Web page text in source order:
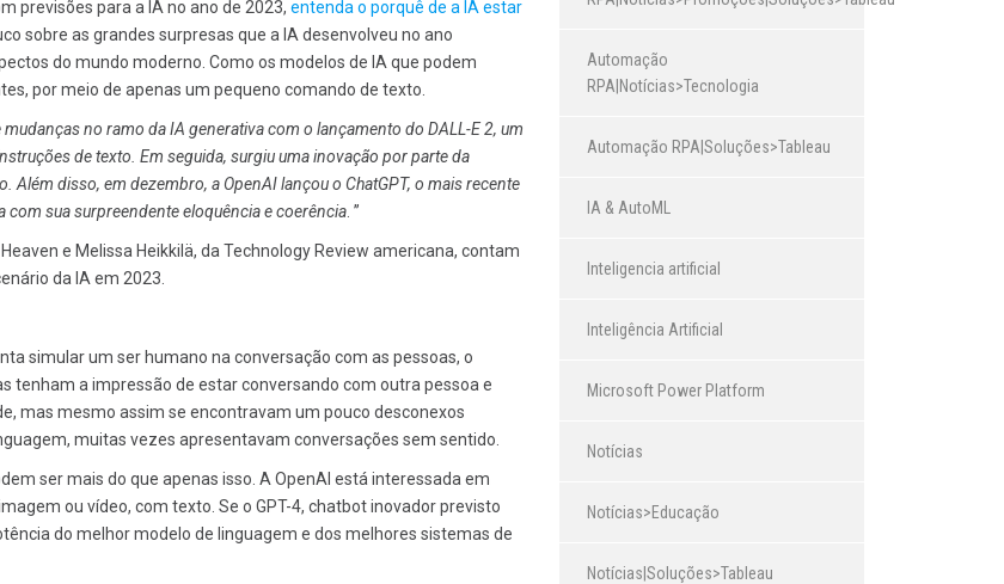
previsões para a IA no ano de 2023, entenda o porquê de a IA estar
sobre as grandes surpresas que a IA desenvolveu no ano
do mundo moderno. Como os modelos de IA que podem
por meio de apenas um pequeno comando de texto.
no ramo da IA generativa com o lançamento do DALL-E 2, um
de texto. Em seguida, surgiu uma inovação por parte da
Além disso, em dezembro, a OpenAI lançou o ChatGPT, o mais recente
sua surpreendente eloquência e coerência. ’’
e Melissa Heikkilä, da Technology Review americana, contam
da IA em 2023.
simular um ser humano na conversação com as pessoas, o
tenham a impressão de estar conversando com outra pessoa e
mas mesmo assim se encontravam um pouco desconexos
muitas vezes apresentavam conversações sem sentido.
ser mais do que apenas isso. A OpenAI está interessada em
ou vídeo, com texto. Se o GPT-4, chatbot inovador previsto
do melhor modelo de linguagem e dos melhores sistemas de
Automação
RPA|Notícias>Tecnologia
Automação RPA|Soluções>Tableau
IA & AutoML
Inteligencia artificial
Inteligência Artificial
Microsoft Power Platform
Notícias
Notícias>Educação
Notícias|Soluções>Tableau